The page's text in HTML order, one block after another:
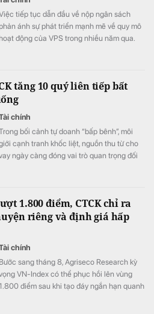
tiếp tục dẫn đầu về nộp ngân sách
ánh sự phát triển mạnh mẽ về quy mô
hoạt động của VPS trong nhiều năm qua.
tăng 10 quý liên tiếp bất
chính
bối cảnh tự doanh “bấp bênh”, môi
cạnh tranh khốc liệt, nguồn thu từ cho
ngày càng đóng vai trò quan trọng đối
1.800 điểm, CTCK chỉ ra
riêng và định giá hấp
chính
Bước sang tháng 8, Agriseco Research kỳ
VN-Index có thể phục hồi lên vùng
điểm sau khi tạo đáy ngắn hạn quanh